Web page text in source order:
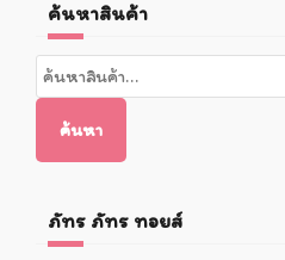
ค้นหาสินค้า
ค้นหา:
ค้นหา
ภัทร ภัทร ทอยส์